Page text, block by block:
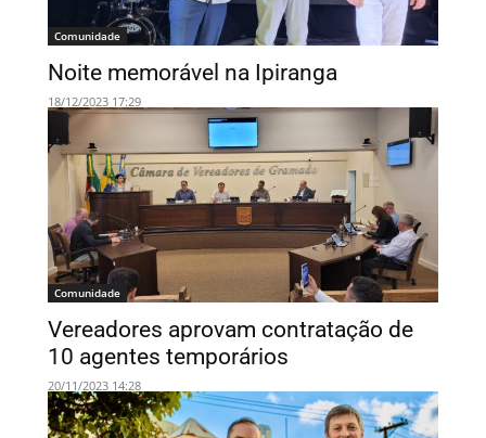
Comunidade
Noite memorável na Ipiranga
18/12/2023 17:29
Comunidade
Vereadores aprovam contratação de
10 agentes temporários
20/11/2023 14:28